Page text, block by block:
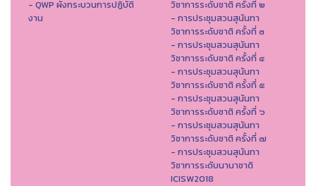
- QWP ผังกระบวนการปฏิบัติ
งาน
วิชาการระดับชาติ ครั้งที่ ๒
- การประชุมสวนสุนันทา
วิชาการระดับชาติ ครั้งที่ ๓
- การประชุมสวนสุนันทา
วิชาการระดับชาติ ครั้งที่ ๔
- การประชุมสวนสุนันทา
วิชาการระดับชาติ ครั้งที่ ๕
- การประชุมสวนสุนันทา
วิชาการระดับชาติ ครั้งที่ ๖
- การประชุมสวนสุนันทา
วิชาการระดับชาติ ครั้งที่ ๗
- การประชุมสวนสุนันทา
วิชาการระดับนานาชาติ
ICISW2018